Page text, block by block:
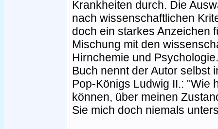
Krankheiten durch. Die
nach wissenschaftlichen
doch ein starkes Anzeichen
Mischung mit den
Hirnchemie und
Buch nennt der Autor selbst
Pop-Königs Ludwig II.: "Wie
können, über meinen
Sie mich doch niemals